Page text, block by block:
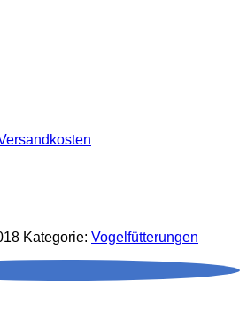
Kategorie: Vogelfütterungen